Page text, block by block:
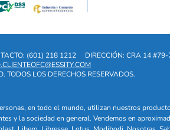
(601) 218 1212
DIRECCIÓN: CRA 14
LOS DERECHOS RESERVADOS.
en todo el mundo, utilizan nuestros
y la sociedad en general. Vendemos en